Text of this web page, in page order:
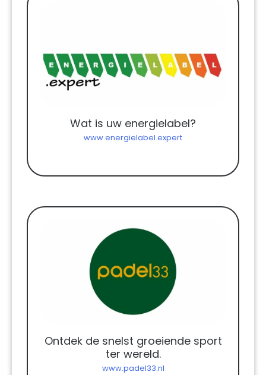
Wat is uw energielabel?
www.energielabel.expert
Ontdek de snelst groeiende sport
ter wereld.
www.padel33.nl